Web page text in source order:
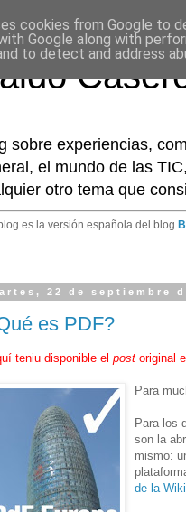
sobre experiencias,
el mundo de las
otro tema que
es la versión española del blog
22 de septiembre
es PDF?
teniu disponible el post original
Para
Para los
son la
mismo:
de la
cookies from Google to
Google along with
to detect and address